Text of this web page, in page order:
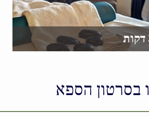
בסרטון הספא